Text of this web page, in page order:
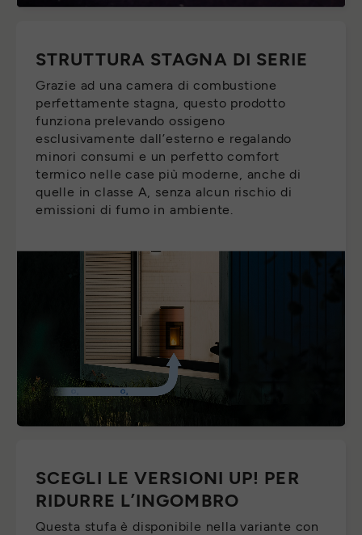
STRUTTURA STAGNA DI SERIE
Grazie ad una camera di combustione
perfettamente stagna, questo prodotto
funziona prelevando ossigeno
esclusivamente dall’esterno e regalando
minori consumi e un perfetto comfort
termico nelle case più moderne, anche di
quelle in classe A, senza alcun rischio di
emissioni di fumo in ambiente.
SCEGLI LE VERSIONI UP! PER
RIDURRE L’INGOMBRO
Questa stufa è disponibile nella variante con